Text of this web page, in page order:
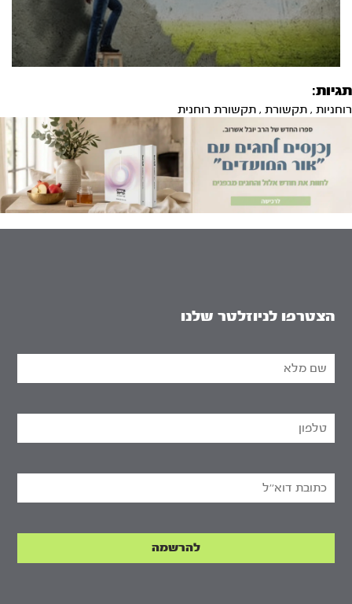
תגיות:
רוחניות , תקשורת , תקשורת רוחנית
הצטרפו לניוזלטר שלנו